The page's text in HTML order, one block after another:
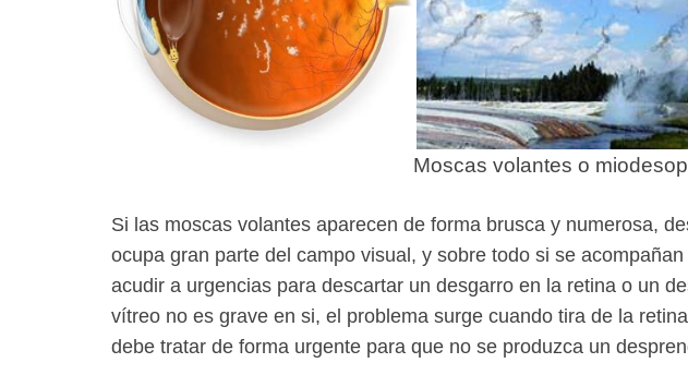
Moscas volantes o
Si las moscas volantes aparecen de forma brusca y numerosa,
ocupa gran parte del campo visual, y sobre todo si se acompañan
acudir a urgencias para descartar un desgarro en la retina o un
vítreo no es grave en si, el problema surge cuando tira de la
debe tratar de forma urgente para que no se produzca un